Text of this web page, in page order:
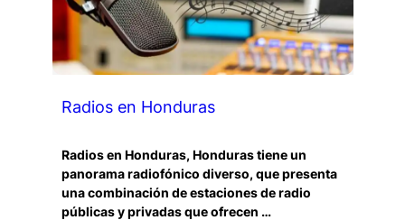
Radios en Honduras
Radios en Honduras, Honduras tiene un
panorama radiofónico diverso, que presenta
una combinación de estaciones de radio
públicas y privadas que ofrecen …